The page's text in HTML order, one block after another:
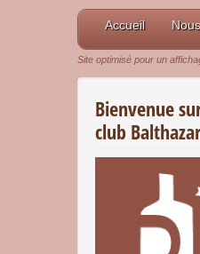
Accueil
Site optimisé pour un
Bienvenue
club Balthazar